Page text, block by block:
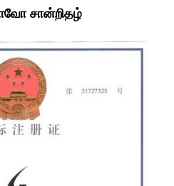
சான்றிதழ்